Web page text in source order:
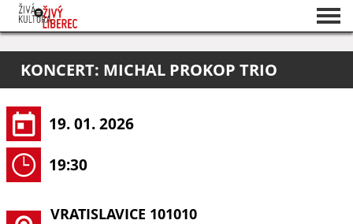
O projektu
Pořadatelé
KONCERT: MICHAL PROKOP TRIO
19. 01. 2026
19:30
VRATISLAVICE 101010